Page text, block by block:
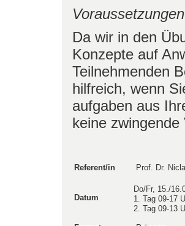
Voraussetzungen
Da wir in den
Konzepte auf
Teilnehmenden
hilfreich, wenn
aufgaben aus
keine
Referent/in Prof. Dr.
Datum
Do/Fr, 15./
1. Tag 09-17
2. Tag 09-13